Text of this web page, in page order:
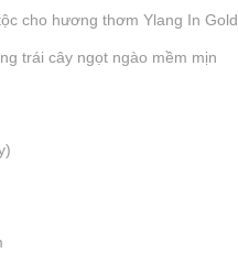
cho hương thơm Ylang In Gold
trái cây ngọt ngào mềm mịn